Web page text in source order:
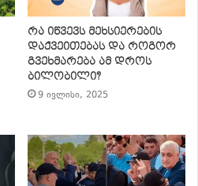
რა იწვევს მეხსიერების
დაქვეითებას და როგორ
გვეხმარება ამ დროს
ბილობილი?
9 ივლისი, 2025